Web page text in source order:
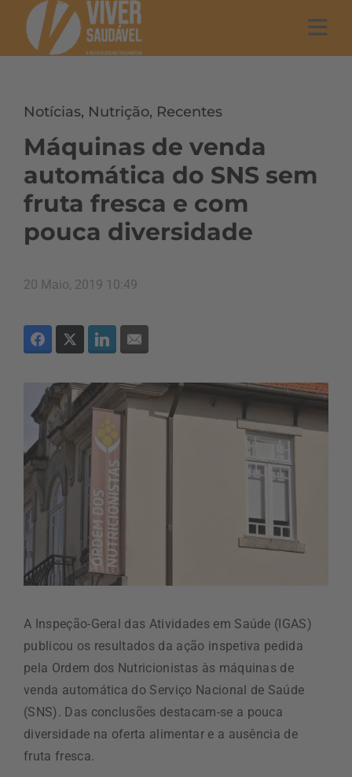
Notícias, Nutrição, Recentes
Máquinas de venda
automática do SNS sem
fruta fresca e com
pouca diversidade
20 Maio, 2019 10:49
A Inspeção-Geral das Atividades em Saúde (IGAS)
publicou os resultados da ação inspetiva pedida
pela Ordem dos Nutricionistas às máquinas de
venda automática do Serviço Nacional de Saúde
(SNS). Das conclusões destacam-se a pouca
diversidade na oferta alimentar e a ausência de
fruta fresca.